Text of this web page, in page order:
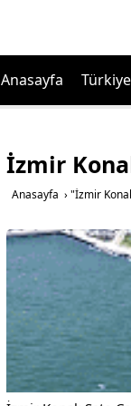
Anasayfa Türkiye
İzmir
Anasayfa › "İzmir